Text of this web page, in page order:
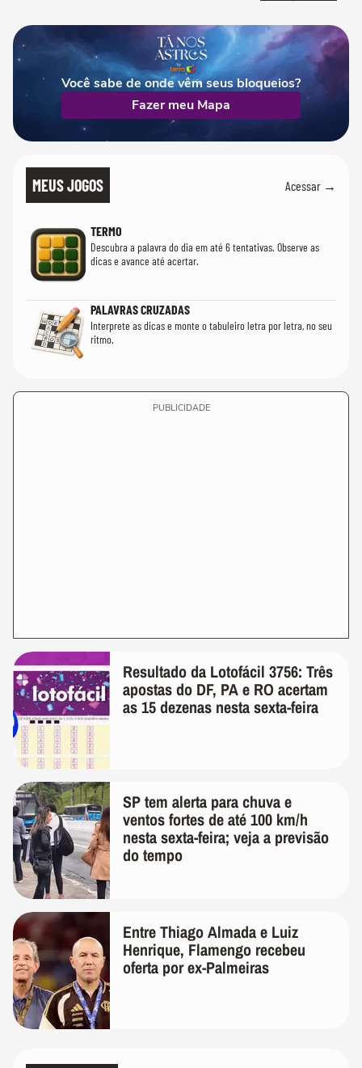
Você sabe de onde vêm seus bloqueios?
Fazer meu Mapa
MEUS JOGOS Acessar →
TERMO
Descubra a palavra do dia em até 6 tentativas. Observe as
dicas e avance até acertar.
PALAVRAS CRUZADAS
Interprete as dicas e monte o tabuleiro letra por letra, no seu
ritmo.
PUBLICIDADE
Resultado da Lotofácil 3756: Três
apostas do DF, PA e RO acertam
as 15 dezenas nesta sexta-feira
SP tem alerta para chuva e
ventos fortes de até 100 km/h
nesta sexta-feira; veja a previsão
do tempo
Entre Thiago Almada e Luiz
Henrique, Flamengo recebeu
oferta por ex-Palmeiras